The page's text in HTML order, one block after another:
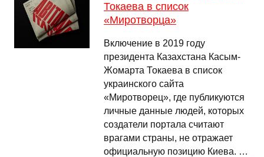
Токаева в список
«Миротворца»
Включение в 2019 году
президента Казахстана Касым-
Жомарта Токаева в список
украинского сайта
«Миротворец», где публикуются
личные данные людей, которых
создатели портала считают
врагами страны, не отражает
официальную позицию Киева. …